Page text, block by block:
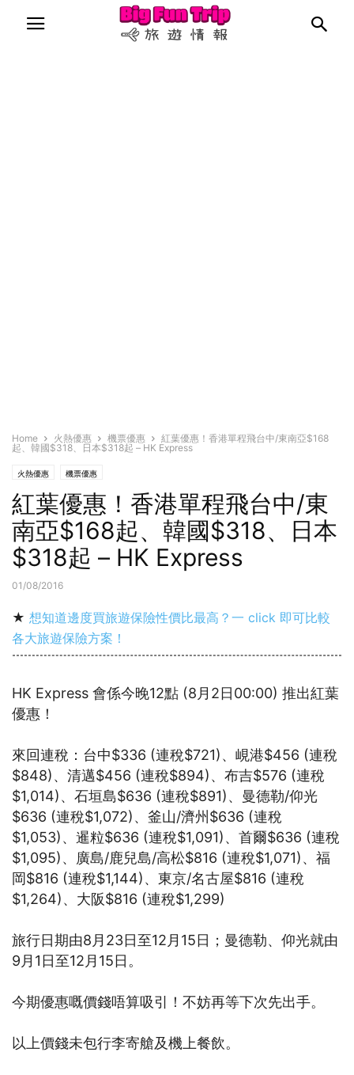
Home 火熱優惠 機票優惠
紅葉優惠！香港單程飛台中/東南亞$168
起、韓國$318、日本$318起 – HK Express
火熱優惠 機票優惠
紅葉優惠！香港單程飛台中/東
南亞$168起、韓國$318、日本
$318起 – HK Express
01/08/2016
★ 想知道邊度買旅遊保險性價比最高？一 click 即可比較
各大旅遊保險方案！
HK Express 會係今晚12點 (8月2日00:00) 推出紅葉
優惠！
來回連稅：台中$336 (連稅$721)、峴港$456 (連稅
$848)、清邁$456 (連稅$894)、布吉$576 (連稅
$1,014)、石垣島$636 (連稅$891)、曼德勒/仰光
$636 (連稅$1,072)、釜山/濟州$636 (連稅
$1,053)、暹粒$636 (連稅$1,091)、首爾$636 (連稅
$1,095)、廣島/鹿兒島/高松$816 (連稅$1,071)、福
岡$816 (連稅$1,144)、東京/名古屋$816 (連稅
$1,264)、大阪$816 (連稅$1,299)
旅行日期由8月23日至12月15日；曼德勒、仰光就由
9月1日至12月15日。
今期優惠嘅價錢唔算吸引！不妨再等下次先出手。
以上價錢未包行李寄艙及機上餐飲。